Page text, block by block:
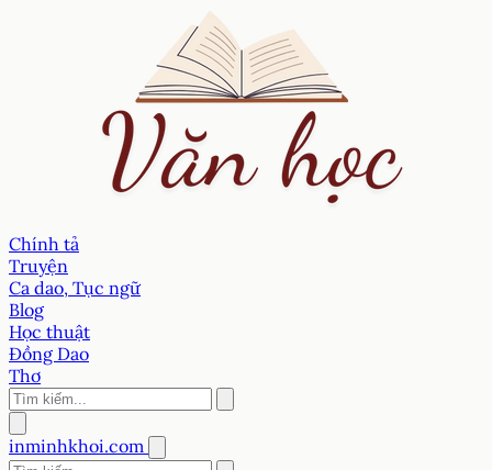
Chính tả
Truyện
Ca dao, Tục ngữ
Blog
Học thuật
Đồng Dao
Thơ
inminhkhoi.com